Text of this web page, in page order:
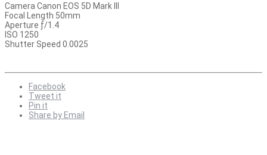
Camera Canon EOS 5D Mark III
Focal Length 50mm
Aperture ƒ/1.4
ISO 1250
Shutter Speed 0.0025
Facebook
Tweet it
Pin it
Share by Email